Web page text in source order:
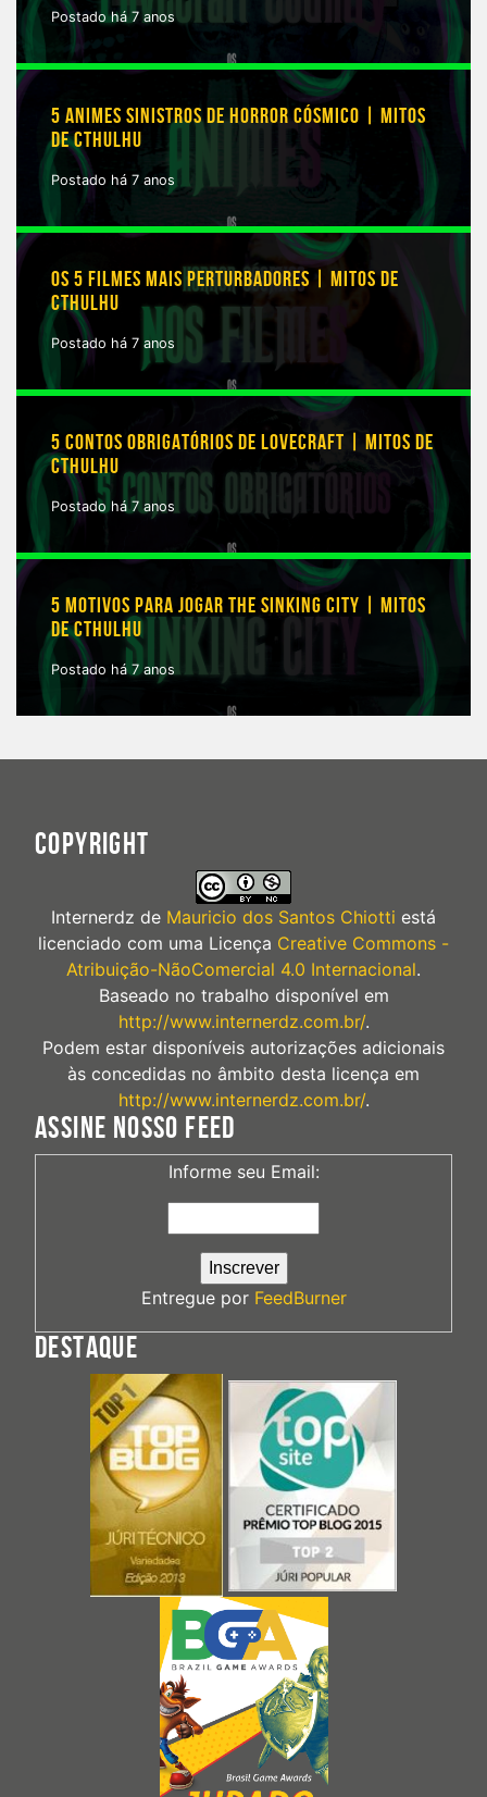
Postado há 7 anos
5 ANIMES SINISTROS DE HORROR CÓSMICO | MITOS
DE CTHULHU
Postado há 7 anos
OS 5 FILMES MAIS PERTURBADORES | MITOS DE
CTHULHU
Postado há 7 anos
5 CONTOS OBRIGATÓRIOS DE LOVECRAFT | MITOS DE
CTHULHU
Postado há 7 anos
5 MOTIVOS PARA JOGAR THE SINKING CITY | MITOS
DE CTHULHU
Postado há 7 anos
COPYRIGHT
Internerdz de Mauricio dos Santos Chiotti está
licenciado com uma Licença Creative Commons -
Atribuição-NãoComercial 4.0 Internacional.
Baseado no trabalho disponível em
http://www.internerdz.com.br/.
Podem estar disponíveis autorizações adicionais
às concedidas no âmbito desta licença em
http://www.internerdz.com.br/.
ASSINE NOSSO FEED
Informe seu Email:
Entregue por FeedBurner
DESTAQUE